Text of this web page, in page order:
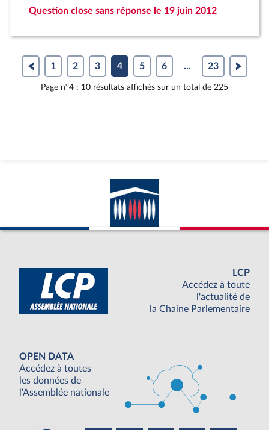
Question close sans réponse le 19 juin 2012
1 2 3 4 5 6 ... 23
Page n°4 : 10 résultats affichés sur un total de 225
LCP
Accédez à toute
l'actualité de
la Chaine Parlementaire
OPEN DATA
Accédez à toutes
les données de
l'Assemblée nationale